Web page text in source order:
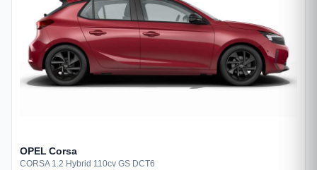
OPEL Corsa
CORSA 1.2 Hybrid 110cv GS DCT6